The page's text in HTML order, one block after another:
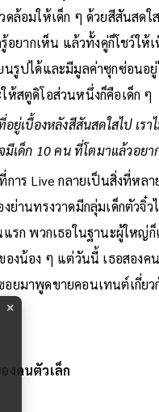
ล้อมให้เด็ก ๆ ด้วยสีสันสดใ
อยากเห็น แล้วทั้งคู่ก็โชว์ให้
นรูปได้และมีมูลค่าซุกซ่อนอ
ห้สตูดิโอส่วนหนึ่งก็คือเด็ก ๆ
อยู่เบื้องหลังสีสันสดใสไป เรา
มีเด็ก 10 คน ที่โตมาแล้วอยา
การ Live กลายเป็นสิ่งที่หล
ย่านทรงวาดมีกลุ่มเด็กตัวจิ๋ว
รก พวกเธอในฐานะผู้ใหญ่ก็
องน้อง ๆ แต่วันนี้ เธอสองค
อยมาพูดขายคอนเทนต์เกี่ยว
งคนตัวเล็ก
×